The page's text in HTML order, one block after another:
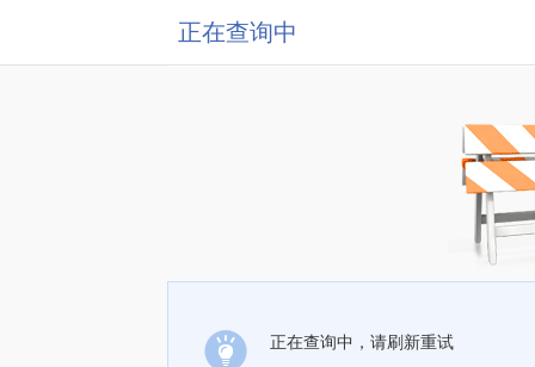
正在查询中
正在查询中，请刷新重试